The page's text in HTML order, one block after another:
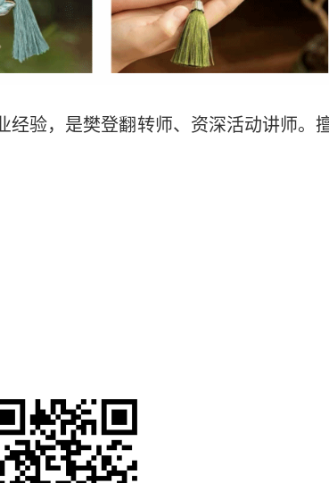
验，是樊登翻转师、资深活动讲师。